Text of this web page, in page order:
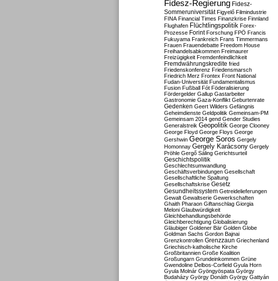
Fidesz-Regierung Fidesz-
Sommeruniversität Figyelő Filmindustrie
FINA Financial Times Finanzkrise Finnland
Flughafen Flüchtlingspolitik Forex-
Prozesse Forint Forschung FPÖ Francis
Fukuyama Frankreich Frans Timmermans
Frauen Frauendebatte Freedom House
Freihandelsabkommen Freimaurer
Freizügigkeit Fremdenfeindlichkeit
Fremdwährungskredite fried
Friedenskonferenz Friedensmarsch
Friedrich Merz Frontex Front National
Fudan-Universität Fundamentalismus
Fusion Fußball Fót Föderalisierung
Fördergelder Gallup Gastarbeiter
Gastronomie Gaza-Konflikt Geburtenrate
Gedenken Geert Wilders Gefängnis
Geheimdienste Geldpolitik Gemeinsam-PM
Gemeinsam 2014 gend Gender Studies
Generalstreik Geopolitik George Clooney
George Floyd George Floys George
Gershwin George Soros Gergely
Homonnay Gergely Karácsony Gergely
Pröhle Gergő Sáling Gerichtsurteil
Geschichtspolitik
Geschlechtsumwandlung
Geschäftsverbindungen Gesellschaft
Gesellschaftliche Spaltung
Gesellschaftskrise Gesetz
Gesundheitssystem Getreidelieferungen
Gewalt Gewaltserie Gewerkschaften
Ghaith Pharaon Giftanschlag Giorgia
Meloni Glaubwürdigkeit
Gleichbehandlungsbehörde
Gleichberechtigung Globalisierung
Gläubiger Goldener Bär Golden Globe
Goldman Sachs Gordon Bajnai
Grenzkontrollen Grenzzaun Griechenland
Griechisch-katholische Kirche
Großbritannien Große Koalition
Großungarn Grundeinkommen Grüne
Gwendoline Delbos-Corfield Gyula Horn
Gyula Molnár Gyöngyöspata György
Budaházy György Donáth György Gattyán